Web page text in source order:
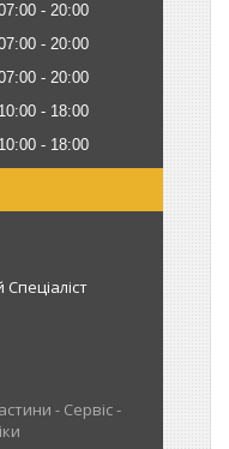
20:00
20:00
20:00
10:00
18:00
10:00 18:00
- Сервіс -